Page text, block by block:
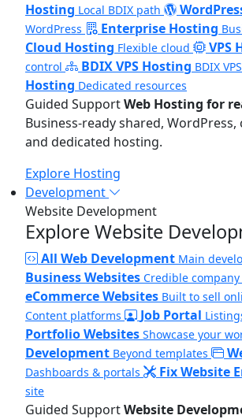
Hosting Local BDIX path
WordPress
Enterprise Hosting
Cloud Hosting Flexible cloud VPS
control
BDIX VPS Hosting BDIX VPS
Hosting Dedicated resources
Guided SupportWeb Hosting for
Business-ready shared, WordPress,
and dedicated hosting.
Explore Hosting
Development
Website Development
Explore Website
All Web Development Main
Business Websites Credible company
eCommerce Websites Built to sell
Content platforms Job Portal
Portfolio Websites Showcase your
Development Beyond templates
Dashboards & portals Fix Website
site
Guided SupportWebsite